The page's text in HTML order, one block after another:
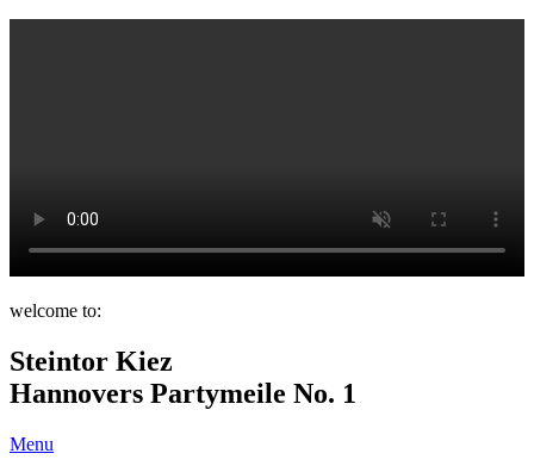
welcome to:
Steintor Kiez
Hannovers Partymeile No. 1
Menu